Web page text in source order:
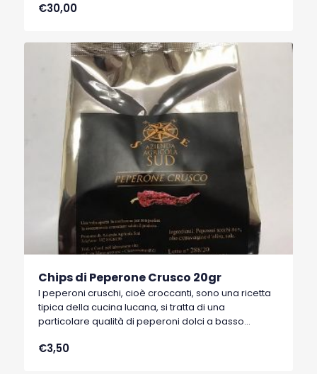
Basilicata, che hanno ottenuto nel 1996 il marchio
€30,00
Chips di Peperone Crusco 20gr
I peperoni cruschi, cioè croccanti, sono una ricetta
tipica della cucina lucana, si tratta di una
particolare qualità di peperoni dolci a basso
Basilicata, che hanno ottenuto nel 1996 il marchio
€3,50